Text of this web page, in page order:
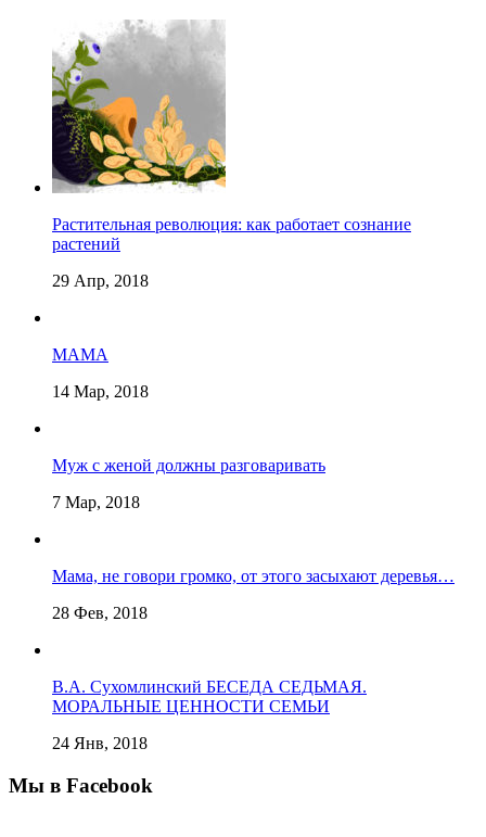
Растительная революция: как работает сознание
растений
29 Апр, 2018
МАМА
14 Мар, 2018
Муж с женой должны разговаривать
7 Мар, 2018
Мама, не говори громко, от этого засыхают деревья…
28 Фев, 2018
В.А. Сухомлинский БЕСЕДА СЕДЬМАЯ.
МОРАЛЬНЫЕ ЦЕННОСТИ СЕМЬИ
24 Янв, 2018
Мы в Facebook